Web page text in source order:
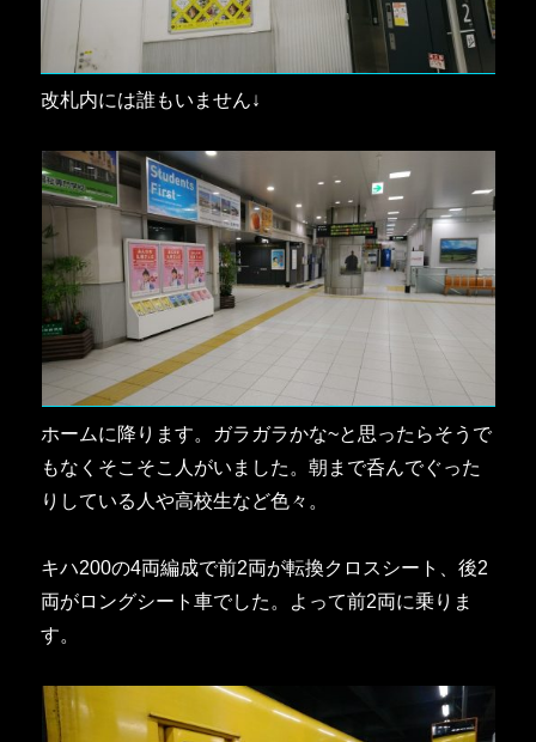
改札内には誰もいません↓
ホームに降ります。ガラガラかな~と思ったらそうで
もなくそこそこ人がいました。朝まで呑んでぐった
りしている人や高校生など色々。
キハ200の4両編成で前2両が転換クロスシート、後2
両がロングシート車でした。よって前2両に乗りま
す。